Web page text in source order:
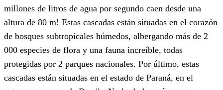
millones de litros de agua por segundo caen desde una
altura de 80 m! Estas cascadas están situadas en el corazón
de bosques subtropicales húmedos, albergando más de 2
000 especies de flora y una fauna increíble, todas
protegidas por 2 parques nacionales. Por último, estas
cascadas están situadas en el estado de Paraná, en el